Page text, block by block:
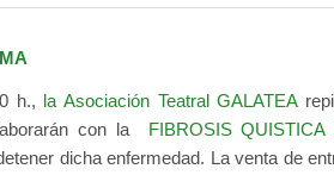
h., la Asociación Teatral GALATEA
con la
FIBROSIS
dicha enfermedad. La venta de